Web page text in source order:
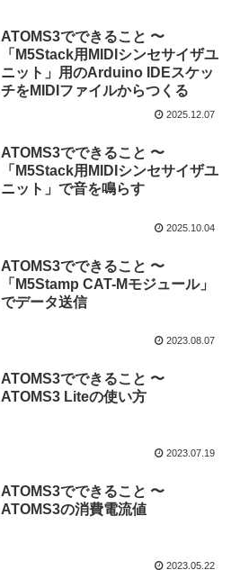
ATOMS3でできること 〜
「M5Stack用MIDIシンセサイザユ
ニット」用のArduino IDEスケッ
チをMIDIファイルからつくる
2025.12.07
ATOMS3でできること 〜
「M5Stack用MIDIシンセサイザユ
ニット」で音を鳴らす
2025.10.04
ATOMS3でできること 〜
「M5Stamp CAT-Mモジュール」
でデータ送信
2023.08.07
ATOMS3でできること 〜
ATOMS3 Liteの使い方
2023.07.19
ATOMS3でできること 〜
ATOMS3の消費電流値
2023.05.22